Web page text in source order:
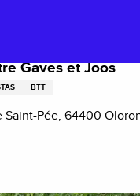
Gaves et Joos
BTT
Saint-Pée, 64400